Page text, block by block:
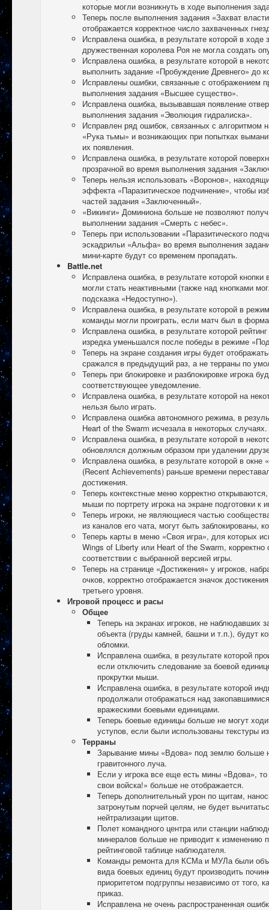
которые могли возникнуть в ходе выполнения
Теперь после выполнения задания «Захват
отображается корректное число захваченных
Исправлена ошибка, в результате которой в ходе
дружественная королева Роя не могла создать
Исправлена ошибка, в результате которой в
выполнить задание «Пробуждение Древнего» до
Исправлены ошибки, связанные с отображением
выполнения задания «Высшее существо».
Исправлена ошибка, вызывавшая появление
выполнения задания «Эволюция гидралиска».
Исправлен ряд ошибок, связанных с алгоритмом
«Рука тьмы» и возникающих при попытках
их появления.
Исправлена ошибка, в результате которой
прозрачной во время выполнения задания
Теперь нельзя использовать «Воронов»,
эффекта «Паразитическое подчинение», чтобы
частей задания «Заключенный».
«Викинги» Доминиона больше не позволяют
выполнении задания «Смерть с небес».
Теперь при использовании «Паразитического
эскадрильи «Альфа» во время выполнения
мини-карте будут со временем пропадать.
Battle.net
Исправлена ошибка, в результате которой
могли стать неактивными (также над кнопками
подсказка «Недоступно»).
Исправлена ошибка, в результате которой в
команды могли проиграть, если матч был в
Исправлена ошибка, в результате которой
изредка уменьшался после победы в режиме
Теперь на экране создания игры будет
сражался в предыдущий раз, а не терраны по
Теперь при блокировке и разблокировке игрока
соответствующее уведомление.
Исправлена ошибка, в результате которой на
нельзя было играть.
Исправлена ошибка автономного режима, в
Heart of the Swarm исчезала в некоторых случаях.
Исправлена ошибка, в результате которой в
обновлялся должным образом при удалении
Исправлена ошибка, в результате которой в окне
(Recent Achievements) раньше времени
достижения.
Теперь контекстные меню корректно
мыши по портрету игрока на экране подготовки к
Теперь игроки, не являющиеся частью
из каналов его чата, могут быть заблокированы,
Теперь карты в меню «Своя игра», для которых
Wings of Liberty или Heart of the Swarm,
соответствии с выбранной версией игры.
Теперь на странице «Достижения» у игроков,
очков, корректно отображается значок
третьего уровня.
Игровой процесс и расы
Общее
Теперь на экранах игроков, не наблюдавших
объекта (груды камней, башни и т.п.), будут
обломки.
Исправлена ошибка, в результате которой
если отключить следование за боевой
прокрутки мыши.
Исправлена ошибка, в результате которой
продолжали отображаться над
вражескими боевыми единицами.
Теперь боевые единицы больше не могут
уступов, если были использованы текстуры
Терраны
Зарывание мины «Вдова» под землю больше
гравитонного луча.
Если у игрока все еще есть мины «Вдова»,
свои войска!» больше не отображается.
Теперь дополнительный урон по щитам,
затронутым порчей целям, не будет
нейтрализации щитов.
Полет командного центра или станции
минералов больше не приводит к изменению
рейтинговой таблице наблюдателя.
Команды ремонта для КСМа и МУЛа были
вида боевых единиц будут производить
приоритетом подгруппы независимо от того,
приказ.
Исправлена не очень распространенная